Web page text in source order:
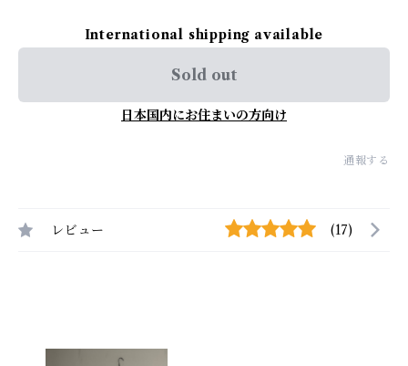
International shipping available
Sold out
日本国内にお住まいの方向け
通報する
レビュー (17)